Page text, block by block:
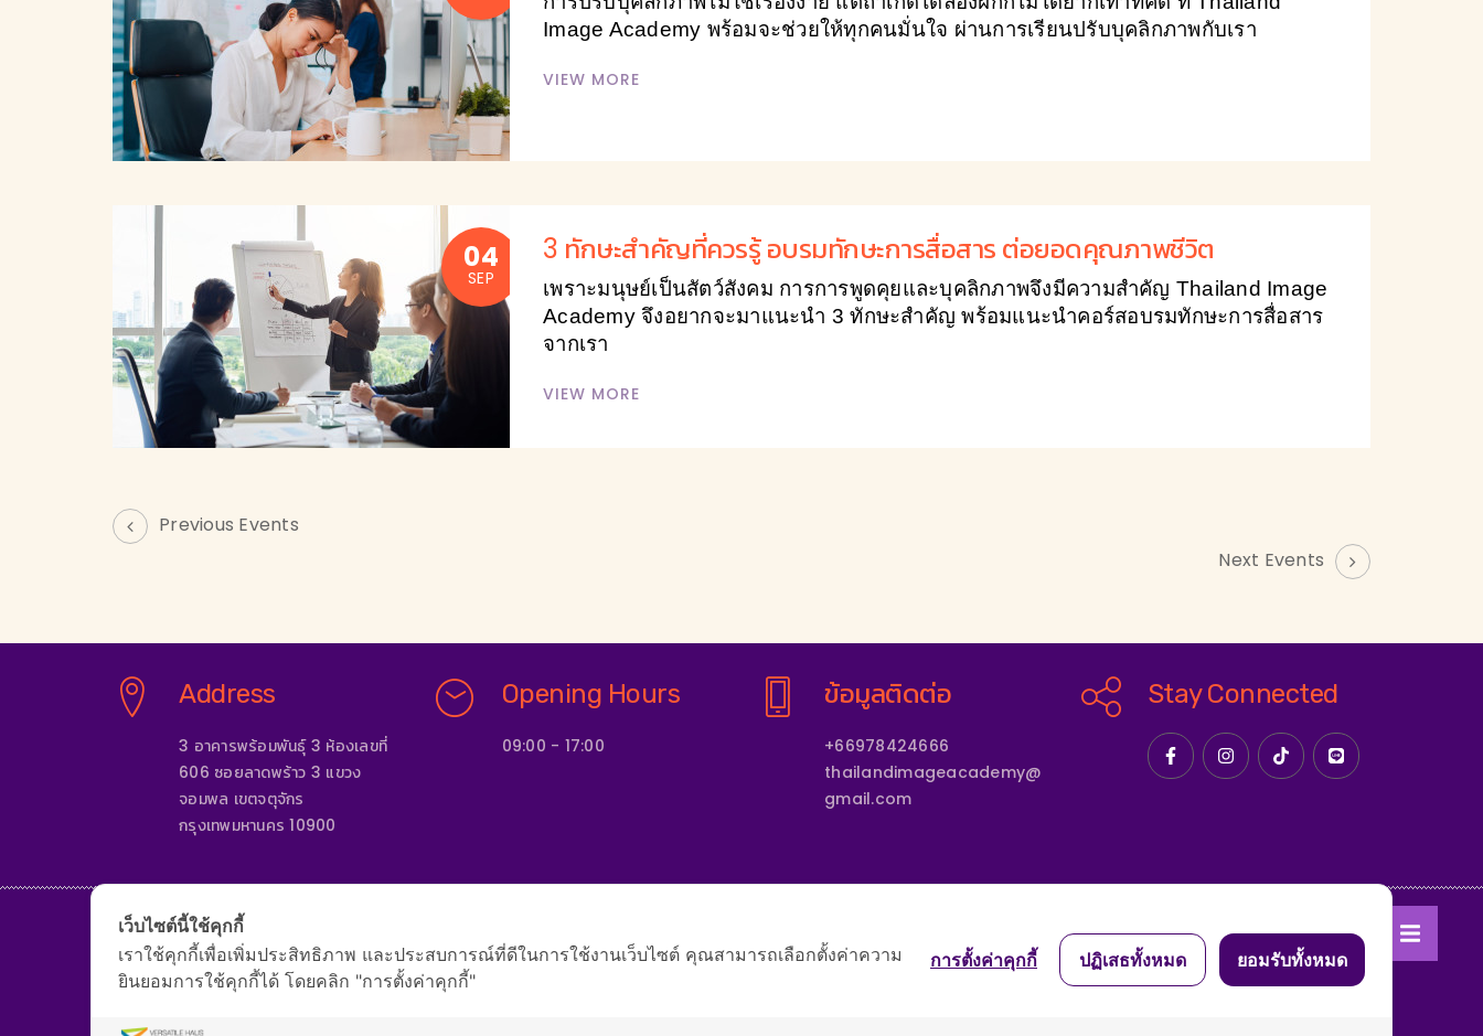
Image Academy พร้อมจะช่วยให้ทุกคนมั่นใจ ผ่านการเรียนปรับบุคลิกภาพกับเรา
VIEW MORE
04
SEP
3 ทักษะสำคัญที่ควรรู้ อบรมทักษะการสื่อสาร ต่อยอดคุณภาพชีวิต
เพราะมนุษย์เป็นสัตว์สังคม การการพูดคุยและบุคลิกภาพจึงมีความสำคัญ Thailand Image
Academy จึงอยากจะมาแนะนำ 3 ทักษะสำคัญ พร้อมแนะนำคอร์สอบรมทักษะการสื่อสาร
จากเรา
VIEW MORE
Previous Events
Next Events
Address
3 อาคารพร้อมพันธุ์ 3 ห้องเลขที่
606 ซอยลาดพร้าว 3 แขวง
จอมพล เขตจตุจักร
กรุงเทพมหานคร 10900
Opening Hours
09:00 - 17:00
ข้อมูลติดต่อ
+66978424666
thailandimageacademy@
gmail.com
Stay Connected
หน้าแรก เกี่ยวกับสถาบัน หลักสูตร รูปแบบการจัดอบรม ทีมโค้ชและผู้เชี่ยวชาญ ติดต่อสถาบัน บทความ
เว็บไซต์นี้ใช้คุกกี้
เราใช้คุกกี้เพื่อเพิ่มประสิทธิภาพ และประสบการณ์ที่ดีในการใช้งานเว็บไซต์ คุณสามารถเลือกตั้งค่าความ
ยินยอมการใช้คุกกี้ได้ โดยคลิก "การตั้งค่าคุกกี้"
ปฏิเสธทั้งหมด ยอมรับทั้งหมด
การตั้งค่าคุกกี้